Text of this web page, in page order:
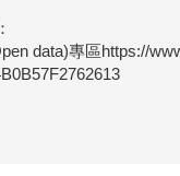
data)專區https://